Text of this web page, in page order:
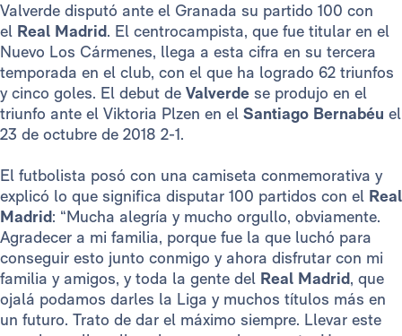
Valverde disputó ante el Granada su partido 100 con
el Real Madrid. El centrocampista, que fue titular en el
Nuevo Los Cármenes, llega a esta cifra en su tercera
temporada en el club, con el que ha logrado 62 triunfos
y cinco goles. El debut de Valverde se produjo en el
triunfo ante el Viktoria Plzen en el Santiago Bernabéu el
23 de octubre de 2018 2-1.
El futbolista posó con una camiseta conmemorativa y
explicó lo que significa disputar 100 partidos con el Real
Madrid: “Mucha alegría y mucho orgullo, obviamente.
Agradecer a mi familia, porque fue la que luchó para
conseguir esto junto conmigo y ahora disfrutar con mi
familia y amigos, y toda la gente del Real Madrid, que
ojalá podamos darles la Liga y muchos títulos más en
un futuro. Trato de dar el máximo siempre. Llevar este